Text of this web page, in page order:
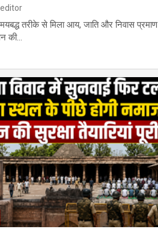
editor
तरीके से मिला आय, जाति और निवास प्रमाण
की…